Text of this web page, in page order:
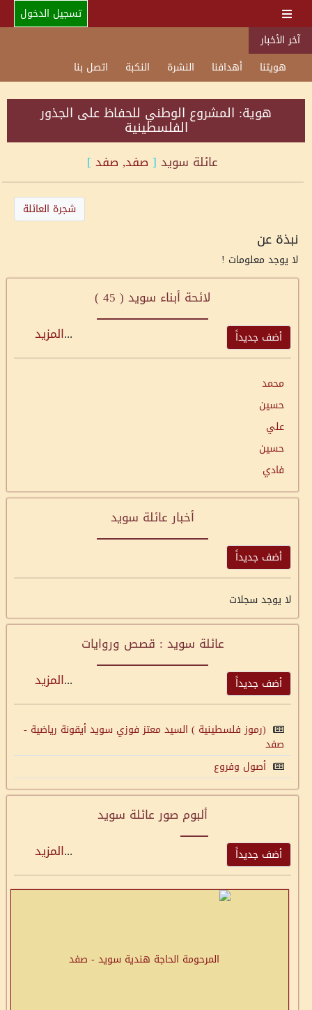
تسجيل الدخول
آخر الأخبار
هويتنا
أهدافنا النشرة النكبة اتصل بنا
هوية: المشروع الوطني للحفاظ على الجذور
الفلسطينية
عائلة سويد [ صفد, صفد ]
شجرة العائلة
نبذة عن
لا يوجد معلومات !
لائحة أبناء سويد ( 45
)
أضف جديداً ...المزيد
محمد
حسين
علي
حسين
فادي
أخبار عائلة سويد
أضف جديداً
لا يوجد سجلات
عائلة سويد : قصص وروايات
أضف جديداً ...المزيد
(رموز فلسطينية ) السيد معتز فوزي سويد أيقونة رياضية -
صفد
أصول وفروع
ألبوم صور عائلة سويد
أضف جديداً ...المزيد